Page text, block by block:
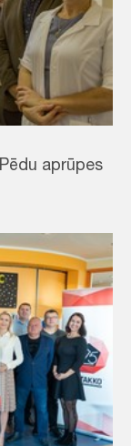
aprūpes